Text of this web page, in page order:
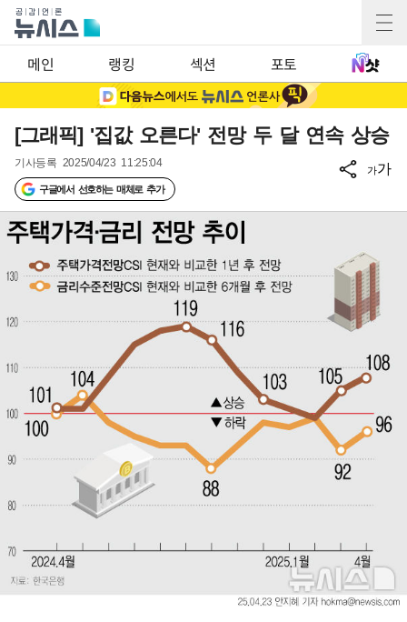
메인 랭킹 섹션 포토
[그래픽] '집값 오른다' 전망 두 달 연속 상승
기사등록 2025/04/23 11:25:04
구글에서 선호하는 매체로 추가
가가